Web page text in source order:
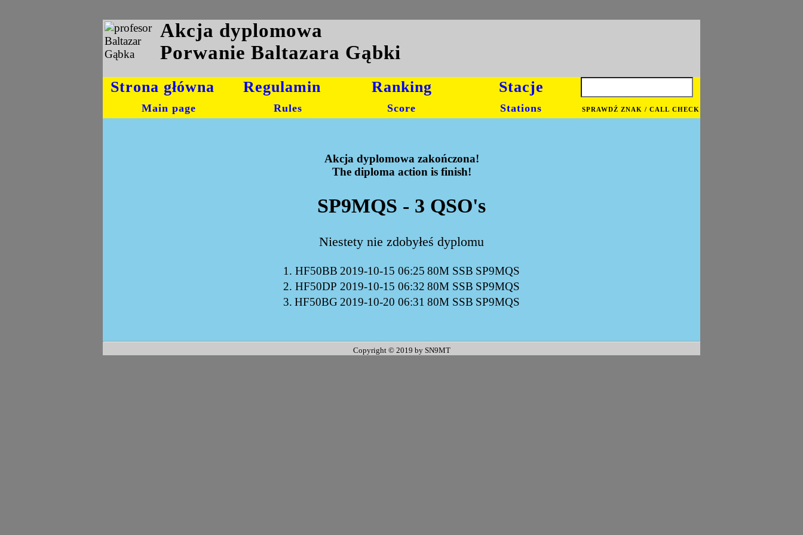
Akcja dyplomowa
Porwanie Baltazara Gąbki
Strona główna
Main page
Regulamin
Rules
Ranking
Score
Stacje
Stations SPRAWDŹ ZNAK / CALL CHECK
Akcja dyplomowa zakończona!
The diploma action is finish!
SP9MQS - 3 QSO's
Niestety nie zdobyłeś dyplomu
1. HF50BB 2019-10-15 06:25 80M SSB SP9MQS
2. HF50DP 2019-10-15 06:32 80M SSB SP9MQS
3. HF50BG 2019-10-20 06:31 80M SSB SP9MQS
Copyright © 2019 by SN9MT